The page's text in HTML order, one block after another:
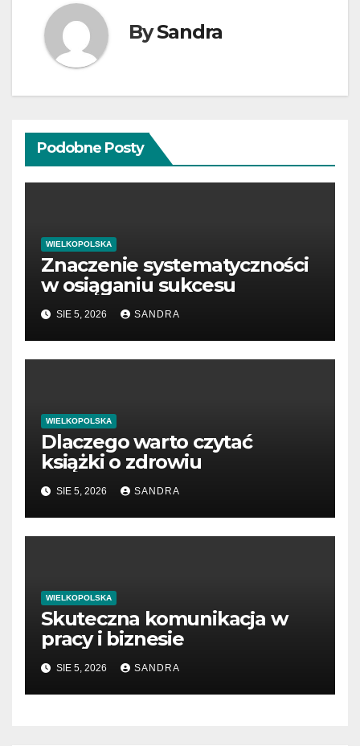
BySandra
Podobne Posty
WIELKOPOLSKA
Znaczenie systematyczności
w osiąganiu sukcesu
SIE 5, 2026 SANDRA
WIELKOPOLSKA
Dlaczego warto czytać
książki o zdrowiu
SIE 5, 2026 SANDRA
WIELKOPOLSKA
Skuteczna komunikacja w
pracy i biznesie
SIE 5, 2026 SANDRA